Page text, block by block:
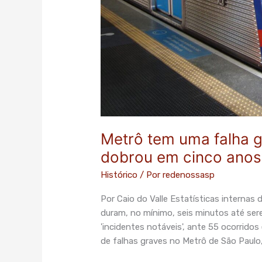
Metrô tem uma falha
dobrou em cinco anos
Histórico / Porredenossasp
Por Caio do Valle Estatísticas internas
duram, no mínimo, seis minutos até
'incidentes notáveis', ante 55 ocorridos
de falhas graves no Metrô de São
cinco
anos